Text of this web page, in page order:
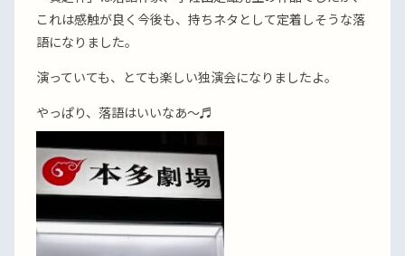
これは感触が良く今後も、持ちネタとして定着しそうな落
語になりました。
演っていても、とても楽しい独演会になりましたよ。
やっぱり、落語はいいなあ〜♬